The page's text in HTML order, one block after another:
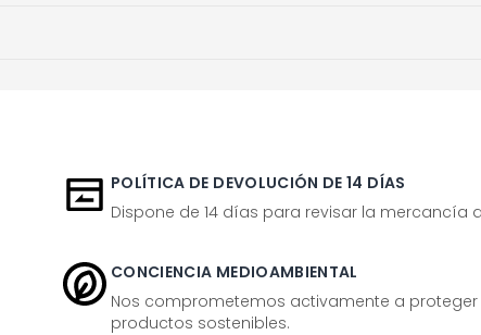
POLÍTICA DE DEVOLUCIÓN DE 14 DÍAS
Dispone de 14 días para revisar la mercancía
CONCIENCIA MEDIOAMBIENTAL
Nos comprometemos activamente a
productos sostenibles.